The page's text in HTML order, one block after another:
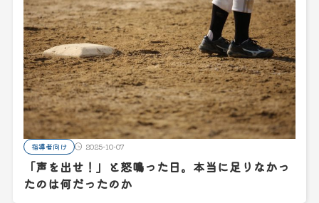
指導者向け 2025-10-07
「声を出せ！」と怒鳴った日。本当に足りなかっ
たのは何だったのか